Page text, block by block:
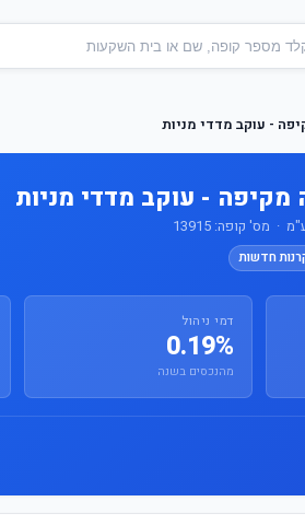
- עוקב מדדי מניות
מקיפה - עוקב מדדי מניות
מס' קופה: 13915
חדשות
דמי ניהול
0.19%
מהנכסים בשנה